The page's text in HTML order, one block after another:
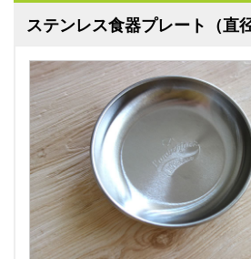
ステンレス食器プレート（直